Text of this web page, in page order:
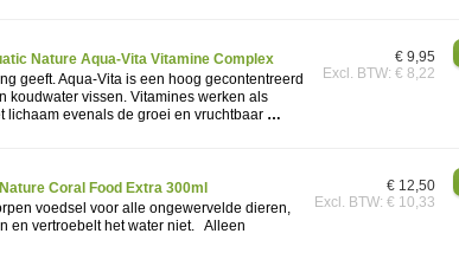
€ 9,95
Excl. BTW: € 8,22
Nature Aqua-Vita Vitamine Complex
geeft. Aqua-Vita is een hoog gecontentreerd
koudwater vissen. Vitamines werken als
lichaam evenals de groei en vruchtbaar …
€ 12,50
Excl. BTW: € 10,33
Coral Food Extra 300ml
voedsel voor alle ongewervelde dieren,
en vertroebelt het water niet. Alleen